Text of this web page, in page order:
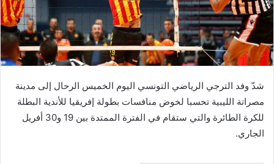
شدّ وفد الترجي الرياضي التونسي اليوم الخميس الرحال إلى مدينة
مصراتة الليبية تحسبا لخوض منافسات بطولة إفريقيا للأندية البطلة
للكرة الطائرة والتي ستقام في الفترة الممتدة بين 19 و30 أفريل
الجاري.